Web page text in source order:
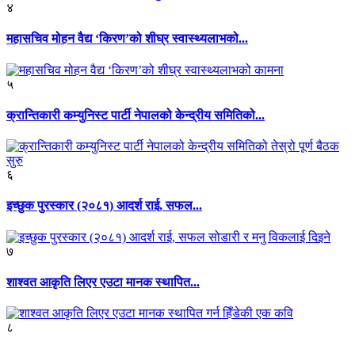
४
महासचिव मोहन वैद्य ‘किरण’को शीघ्र स्वास्थ्यलाभको...
५
क्रान्तिकारी कम्युनिस्ट पार्टी नेपालको केन्द्रीय समितिको...
६
इच्छुक पुरस्कार (२०८१) आदर्श राई, सफल...
७
शाश्वत आकृति लिएर एउटा मानक स्थापित...
८